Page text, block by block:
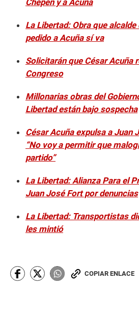
Chepén y a Acuña
La Libertad: Obra que alcalde
pedido a Acuña sí va
Solicitarán que César Acuña
Congreso
Millonarias obras del
Libertad están bajo sospecha
César Acuña expulsa a Juan
“No voy a permitir que
partido”
La Libertad: Alianza Para el
Juan José Fort por denuncias
La Libertad: Transportistas
les mintió
COPIAR ENLACE